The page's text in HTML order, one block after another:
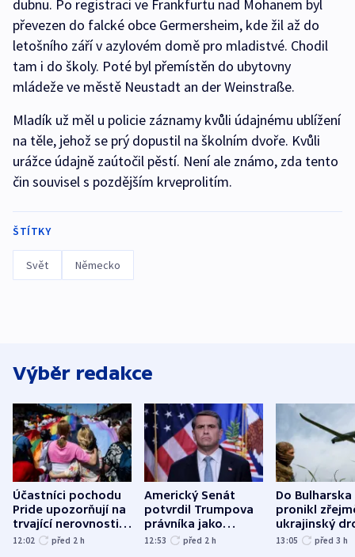
dubnu. Po registraci ve Frankfurtu nad Mohanem byl
převezen do falcké obce Germersheim, kde žil až do
letošního září v azylovém domě pro mladistvé. Chodil
tam i do školy. Poté byl přemístěn do ubytovny
mládeže ve městě Neustadt an der Weinstraße.
Mladík už měl u policie záznamy kvůli údajnému ublížení
na těle, jehož se prý dopustil na školním dvoře. Kvůli
urážce údajně zaútočil pěstí. Není ale známo, zda tento
čin souvisel s pozdějším krveprolitím.
ŠTÍTKY
Svět Německo
Výběr redakce
Účastníci pochodu
Pride upozorňují na
trvající nerovnosti i
společenskou
12:02 před 2 h
Americký Senát
potvrdil Trumpova
právníka jako
ministra
12:53 před 2 h
Do Bulharska
pronikl
ukrajinský
explodoval
13:05 před 3 h